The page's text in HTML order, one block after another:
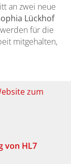
an zwei neue
Lückhof
für die
mitgehalten,
zum
von HL7